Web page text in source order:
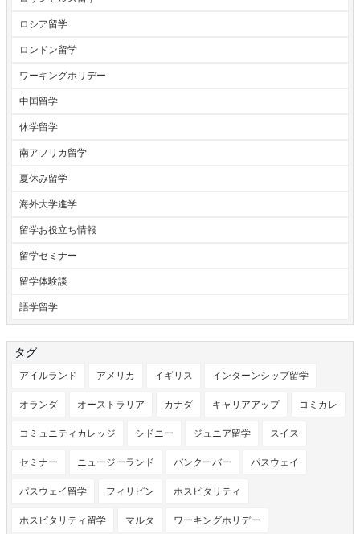
ロシア留学
ロンドン留学
ワーキングホリデー
中国留学
休学留学
南アフリカ留学
夏休み留学
海外大学進学
留学お役立ち情報
留学セミナー
留学体験談
語学留学
タグ
アイルランド アメリカ イギリス インターンシップ留学
オランダ オーストラリア カナダ キャリアアップ コミカレ
コミュニティカレッジ シドニー ジュニア留学 スイス
セミナー ニュージーランド バンクーバー パスウェイ
パスウェイ留学 フィリピン ホスピタリティ
ホスピタリティ留学 マルタ ワーキングホリデー